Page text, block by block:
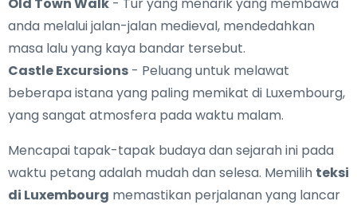
anda melalui jalan-jalan medieval, mendedahkan
masa lalu yang kaya bandar tersebut.
Castle Excursions - Peluang untuk melawat
beberapa istana yang paling memikat di Luxembourg,
yang sangat atmosfera pada waktu malam.
Mencapai tapak-tapak budaya dan sejarah ini pada
waktu petang adalah mudah dan selesa. Memilih teksi
di Luxembourg memastikan perjalanan yang lancar